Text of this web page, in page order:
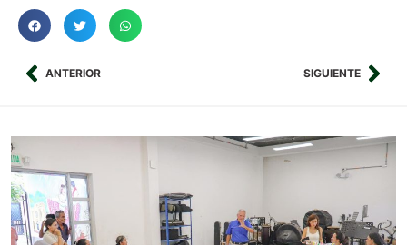
ANTERIOR SIGUIENTE